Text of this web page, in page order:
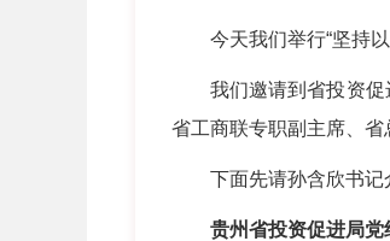
今天我们举行“坚持以
我们邀请到省投资促进
省工商联专职副主席、
下面先请孙含欣书记
贵州省投资促进局党